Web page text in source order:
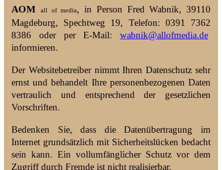
AOM all of media, in Person Fred Wabnik, 39110
Magdeburg, Spechtweg 19, Telefon: 0391 7362
8386 oder per E-Mail: wabnik@allofmedia.de
informieren.
Der Websitebetreiber nimmt Ihren Datenschutz sehr
ernst und behandelt Ihre personenbezogenen Daten
vertraulich und entsprechend der gesetzlichen
Vorschriften.
Bedenken Sie, dass die Datenübertragung im
Internet grundsätzlich mit Sicherheitslücken bedacht
sein kann. Ein vollumfänglicher Schutz vor dem
Zugriff durch Fremde ist nicht realisierbar.